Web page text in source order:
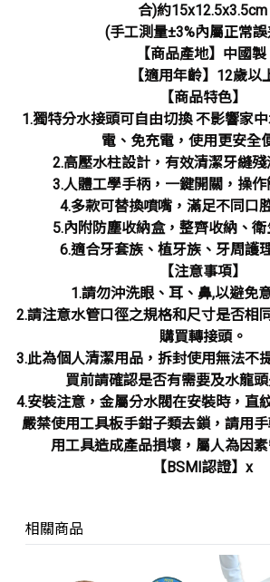
合)約15x12.5x3.5cm
(手工測量±3%內屬正常
【商品產地】中國製
【適用年齡】12歲以
【商品特色】
1.獨特分水接頭可自由切換 不影響家
電、免充電，使用更安全
2.高壓水柱設計，有效清潔牙縫殘
3.人體工學手柄，一鍵開關，操作
4.多款可替換噴嘴，滿足不同口
5.內附防塵收納盒，整齊收納、衛
6.適合牙套族、植牙族、牙周護
【注意事項】
1.請勿沖洗眼、耳、鼻,以避免
2.請注意水管口徑之規格和尺寸是否相
購買轉接頭。
3.此為個人清潔用品，拆封使用無法不
買前請確認是否有需要及水龍
4.安裝注意，金屬分水閥在安裝時，直
嚴禁使用工具板手鉗子類去鎖，請用
用工具造成產品損壞，屬人為因
【BSMI認證】x
相關商品